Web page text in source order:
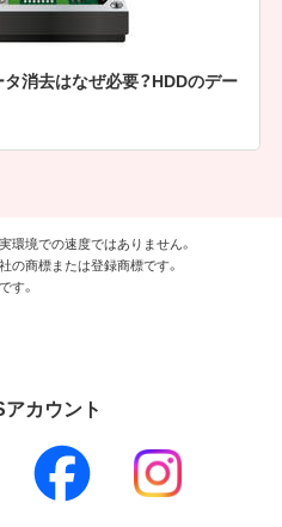
消去はなぜ必要？HDDのデー
環境での速度ではありません。
の商標または登録商標です。
す。
カウント